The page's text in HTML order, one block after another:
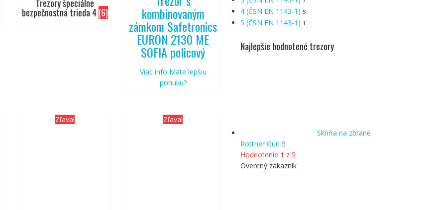
Trezory špeciálne
bezpečnostná trieda 4(6) kombinovaným
zámkom Safetronics
EURON 2130 ME
SOFIA policový
Viac info Máte lepšiu
ponuku?
Zľava! Zľava!
4 (ČSN EN 1143-1) 5
5 (ČSN EN 1143-1) 1
Najlepšie hodnotené trezory
Skriňa na zbrane
Rottner Gun 5
Hodnotenie 1 z 5
Overený zákazník